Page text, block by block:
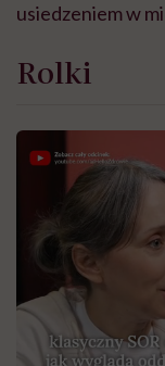
usiedzeniem w
Rolki